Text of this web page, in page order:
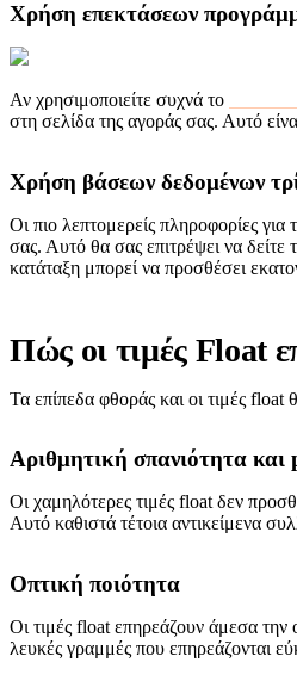
Χρήση επεκτάσεων
Αν χρησιμοποιείτε συχνά το
στη σελίδα της αγοράς σας. Αυτό
Χρήση βάσεων δεδομένων
Οι πιο λεπτομερείς πληροφορίες
σας. Αυτό θα σας επιτρέψει να
κατάταξη μπορεί να προσθέσει
Πώς οι τιμές Float
Τα επίπεδα φθοράς και οι τιμές float
Αριθμητική σπανιότητα
Οι χαμηλότερες τιμές float δεν
Αυτό καθιστά τέτοια αντικείμενα
Οπτική ποιότητα
Οι τιμές float επηρεάζουν άμεσα
λευκές γραμμές που επηρεάζονται